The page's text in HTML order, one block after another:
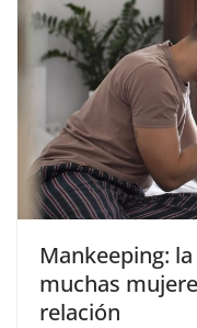
Mankeeping:
muchas
relación